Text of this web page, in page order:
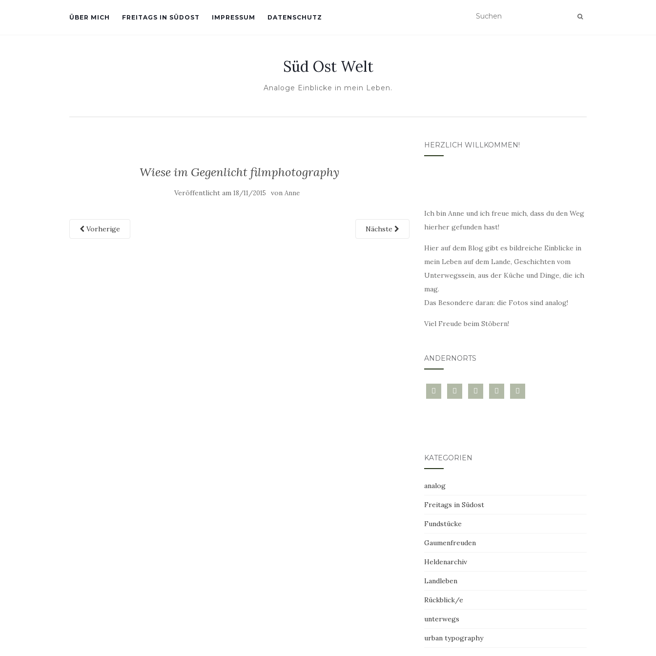
ÜBER MICH FREITAGS IN SÜDOST IMPRESSUM DATENSCHUTZ
Süd Ost Welt
Analoge Einblicke in mein Leben.
Wiese im Gegenlicht filmphotography
Veröffentlicht am 18/11/2015 von Anne
Vorherige Nächste
HERZLICH WILLKOMMEN!
Ich bin Anne und ich freue mich, dass du den Weg
hierher gefunden hast!
Hier auf dem Blog gibt es bildreiche Einblicke in
mein Leben auf dem Lande, Geschichten vom
Unterwegssein, aus der Küche und Dinge, die ich
mag.
Das Besondere daran: die Fotos sind analog!
Viel Freude beim Stöbern!
ANDERNORTS
bloglovininstagramtwitter pinterest
mail
KATEGORIEN
analog
Freitags in Südost
Fundstücke
Gaumenfreuden
Heldenarchiv
Landleben
Rückblick/e
unterwegs
urban typography